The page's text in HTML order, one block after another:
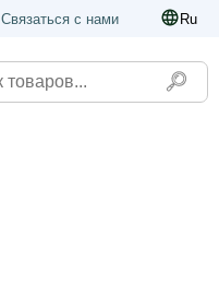
Связаться с нами Ru